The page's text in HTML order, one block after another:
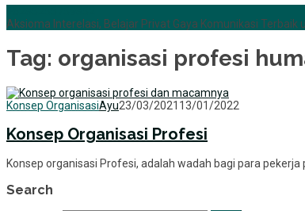
Aksioma Interelasi, Belajar Privat Gaya Komunikasi
Tag: organisasi profesi
Konsep OrganisasiAyu23/03/2021 13/01/2022
Konsep Organisasi Profesi
Konsep organisasi Profesi, adalah wadah bagi para
Search